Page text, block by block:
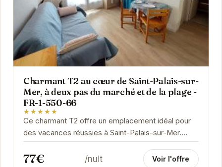
Charmant T2 au cœur de Saint-Palais-sur-
Mer, à deux pas du marché et de la plage -
FR-1-550-66
★★★★★
Ce charmant T2 offre un emplacement idéal pour
des vacances réussies à Saint-Palais-sur-Mer.
Proche de la plage et du marché, vous pourrez...
77€ /nuit Voir l'offre